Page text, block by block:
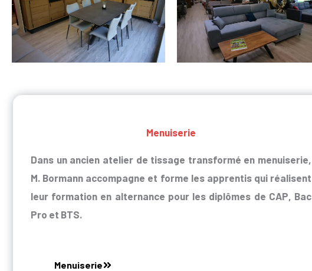
Menuiserie
Dans un ancien atelier de tissage transformé en menuiserie,
M. Bormann accompagne et forme les apprentis qui réalisent
leur formation en alternance pour les diplômes de CAP, Bac
Pro et BTS.
Menuiserie